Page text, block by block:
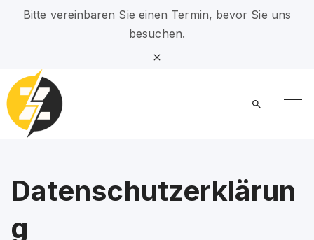
o
o
Bitte vereinbaren Sie einen Termin, bevor Sie uns
besuchen.
Datenschutzerklärun
g